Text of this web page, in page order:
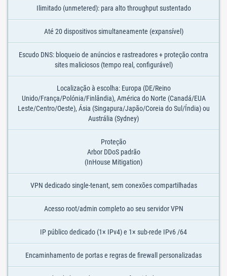
Ilimitado (unmetered): para alto throughput sustentado
Até 20 dispositivos simultaneamente (expansível)
Escudo DNS: bloqueio de anúncios e rastreadores + proteção contra
sites maliciosos (tempo real, configurável)
Localização à escolha: Europa (DE/Reino
Unido/França/Polónia/Finlândia), América do Norte (Canadá/EUA
Leste/Centro/Oeste), Ásia (Singapura/Japão/Coreia do Sul/Índia) ou
Austrália (Sydney)
Proteção
Arbor DDoS padrão
(InHouse Mitigation)
VPN dedicado single-tenant, sem conexões compartilhadas
Acesso root/admin completo ao seu servidor VPN
IP público dedicado (1× IPv4) e 1× sub-rede IPv6 /64
Encaminhamento de portas e regras de firewall personalizadas